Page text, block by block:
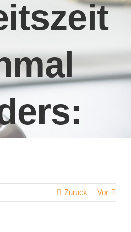
Zurück Vor